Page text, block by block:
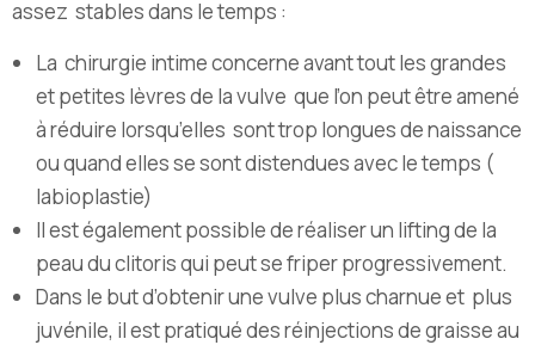
assez stables dans le temps :
La chirurgie intime concerne avant tout les grandes
et petites lèvres de la vulve que l’on peut être amené
à réduire lorsqu’elles sont trop longues de naissance
ou quand elles se sont distendues avec le temps (
labioplastie)
Il est également possible de réaliser un lifting de la
peau du clitoris qui peut se friper progressivement.
Dans le but d’obtenir une vulve plus charnue et plus
juvénile, il est pratiqué des réinjections de graisse au